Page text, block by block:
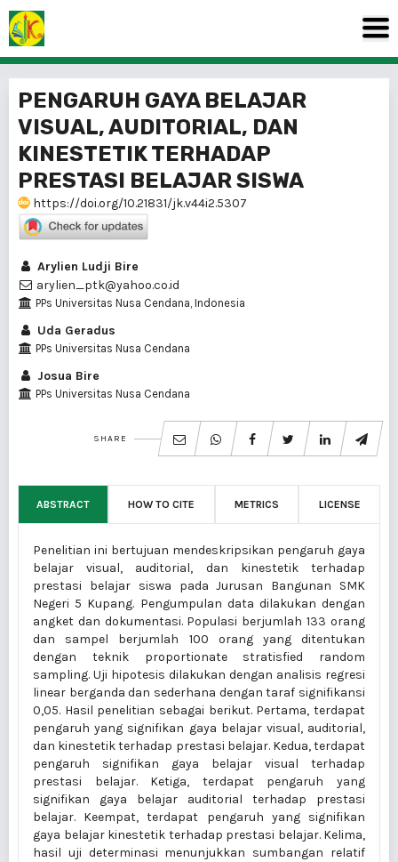
PENGARUH GAYA BELAJAR
VISUAL, AUDITORIAL, DAN
KINESTETIK TERHADAP
PRESTASI BELAJAR SISWA
https://doi.org/10.21831/jk.v44i2.5307
Arylien Ludji Bire
arylien_ptk@yahoo.co.id
PPs Universitas Nusa Cendana, Indonesia
Uda Geradus
PPs Universitas Nusa Cendana
Josua Bire
PPs Universitas Nusa Cendana
SHARE
ABSTRACT HOW TO CITE METRICS LICENSE
Penelitian ini bertujuan mendeskripsikan pengaruh gaya
belajar visual, auditorial, dan kinestetik terhadap
prestasi belajar siswa pada Jurusan Bangunan SMK
Negeri 5 Kupang. Pengumpulan data dilakukan dengan
angket dan dokumentasi. Populasi berjumlah 133 orang
dan sampel berjumlah 100 orang yang ditentukan
dengan teknik proportionate stratisfied random
sampling. Uji hipotesis dilakukan dengan analisis regresi
linear berganda dan sederhana dengan taraf signifikansi
0,05. Hasil penelitian sebagai berikut. Pertama, terdapat
pengaruh yang signifikan gaya belajar visual, auditorial,
dan kinestetik terhadap prestasi belajar. Kedua, terdapat
pengaruh signifikan gaya belajar visual terhadap
prestasi belajar. Ketiga, terdapat pengaruh yang
signifikan gaya belajar auditorial terhadap prestasi
belajar. Keempat, terdapat pengaruh yang signifikan
gaya belajar kinestetik terhadap prestasi belajar. Kelima,
hasil uji determinasi menunjukkan sumbangan relatif